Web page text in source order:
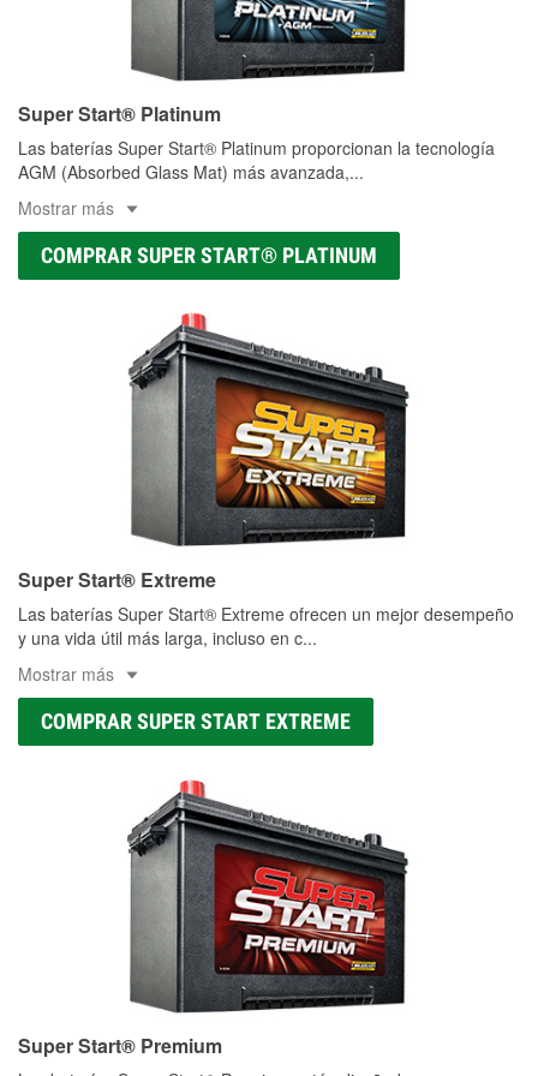
Super Start® Platinum
Las baterías Super Start® Platinum proporcionan la tecnología
AGM (Absorbed Glass Mat) más avanzada,...
Mostrar más
COMPRAR SUPER START® PLATINUM
Super Start® Extreme
Las baterías Super Start® Extreme ofrecen un mejor desempeño
y una vida útil más larga, incluso en c...
Mostrar más
COMPRAR SUPER START EXTREME
Super Start® Premium